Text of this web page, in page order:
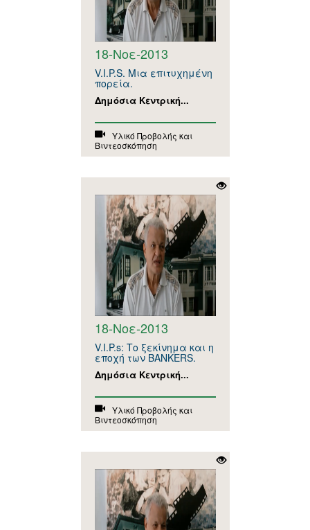
18-Νοε-2013
V.I.P.S. Μια επιτυχημένη
πορεία.
Δημόσια Κεντρική...
Υλικό Προβολής και
Βιντεοσκόπηση
18-Νοε-2013
V.I.P.s: Το ξεκίνημα και η
εποχή των BANKERS.
Δημόσια Κεντρική...
Υλικό Προβολής και
Βιντεοσκόπηση